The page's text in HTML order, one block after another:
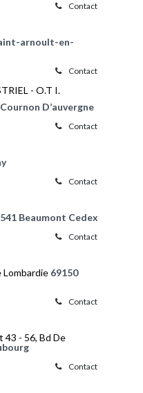
Contact
arnoult-en-
Contact
- O.T I.
D’auvergne
Contact
Contact
Beaumont Cedex
Contact
Lombardie 69150
Contact
43 - 56, Bd De
Contact